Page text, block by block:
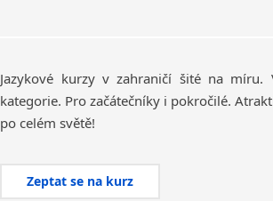
Jazykové kurzy v zahraničí šité na míru.
kategorie. Pro začátečníky i pokročilé.
po celém světě!
Zeptat se na kurz